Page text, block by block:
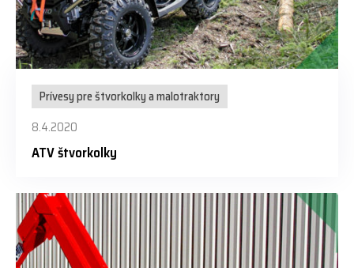
Prívesy pre štvorkolky a malotraktory
8.4.2020
ATV štvorkolky